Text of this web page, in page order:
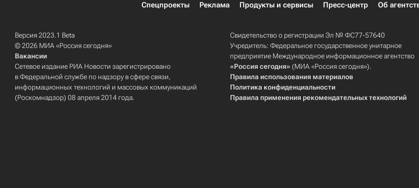
Спецпроекты
Реклама Продукты и сервисы Пресс-центр Об
Версия 2023.1 Beta
© 2026 МИА «Россия сегодня»
Вакансии
Сетевое издание РИА Новости зарегистрировано
в Федеральной службе по надзору в сфере связи,
информационных технологий и массовых коммуникаций
(Роскомнадзор) 08 апреля 2014 года.
Свидетельство о регистрации Эл № ФС77-57640
Учредитель: Федеральное государственное унитарное
предприятие Международное информационное агентство
«Россия сегодня» (МИА «Россия сегодня»).
Правила использования материалов
Политика конфиденциальности
Правила применения рекомендательных технологий